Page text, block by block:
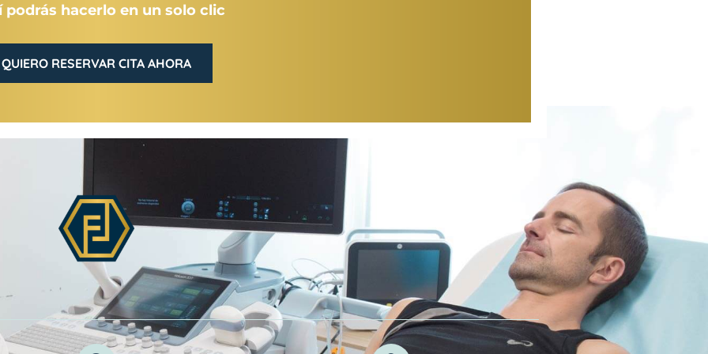
podrás hacerlo en un solo clic
QUIERO RESERVAR CITA AHORA